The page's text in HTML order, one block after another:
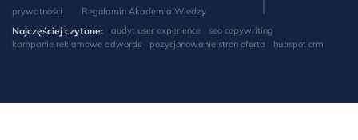
prywatności
Regulamin Akademia Wiedzy
Najczęściej czytane: audyt user experience
seo copywriting
kampanie reklamowe adwords
pozycjonowanie stron oferta hubspot crm